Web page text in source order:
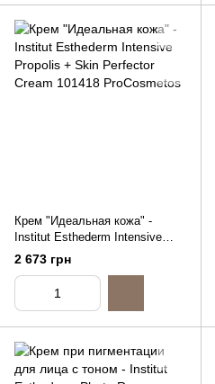
Крем "Идеальная кожа" -
Institut Esthederm Intensive
Propolis + Skin Perfector
Cream, 50ml
2 673 грн